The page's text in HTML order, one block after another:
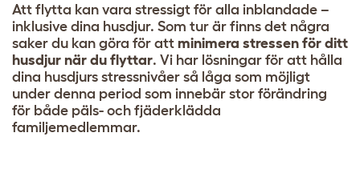
Att flytta kan vara stressigt för alla inblandade –
inklusive dina husdjur. Som tur är finns det några
saker du kan göra för att minimera stressen för ditt
husdjur när du flyttar. Vi har lösningar för att hålla
dina husdjurs stressnivåer så låga som möjligt
under denna period som innebär stor förändring
för både päls- och fjäderklädda
familjemedlemmar.